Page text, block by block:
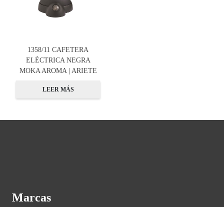
1358/11 CAFETERA
ELÉCTRICA NEGRA
MOKA AROMA | ARIETE
LEER MÁS
Marcas